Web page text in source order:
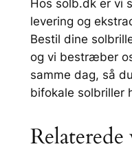
Hos solb.dk er vi
levering og
Bestil dine
og vi bestræber
samme dag, så
bifokale solbriller
Relaterede